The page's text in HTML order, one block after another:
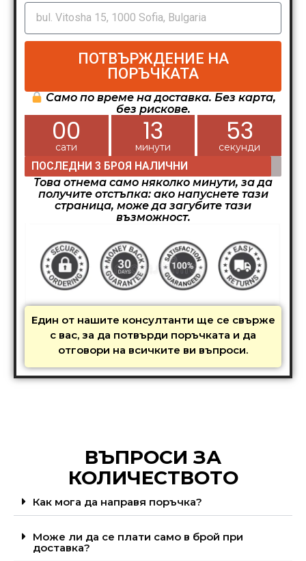
ПОТВЪРЖДЕНИЕ НА
ПОРЪЧКАТА
Само по време на доставка. Без карта,
без рискове.
00
сати 13
минути 52
секунди
ПОСЛЕДНИ 3 БРОЯ НАЛИЧНИ
Това отнема само няколко минути, за да
получите отстъпка: ако напуснете тази
страница, може да загубите тази
възможност.
Един от нашите консултанти ще се свърже
с вас, за да потвърди поръчката и да
отговори на всичките ви въпроси.
ВЪПРОСИ ЗА
КОЛИЧЕСТВОТО
Как мога да направя поръчка?
Може ли да се плати само в брой при
доставка?